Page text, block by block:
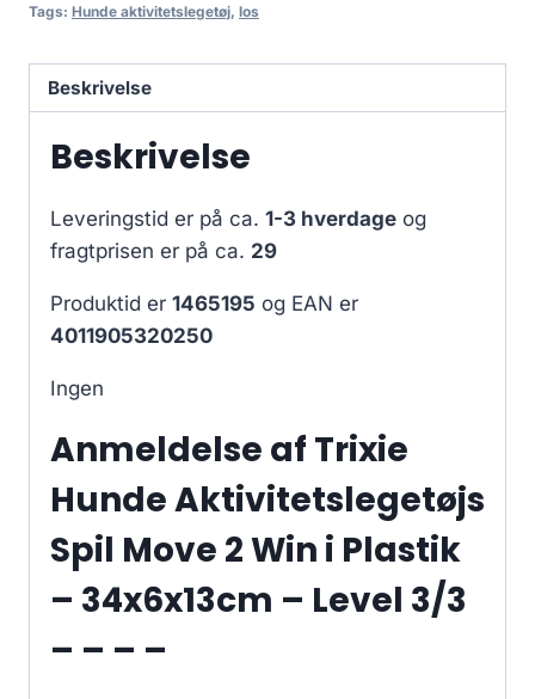
Tags: Hunde aktivitetslegetøj, los
Beskrivelse
Beskrivelse
Leveringstid er på ca. 1-3 hverdage og
fragtprisen er på ca. 29
Produktid er 1465195 og EAN er
4011905320250
Ingen
Anmeldelse af Trixie
Hunde Aktivitetslegetøjs
Spil Move 2 Win i Plastik
– 34x6x13cm – Level 3/3
– – – –